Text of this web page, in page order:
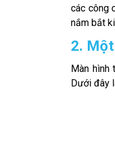
các công
nắm bắt
2.
Màn hình
Dưới đây